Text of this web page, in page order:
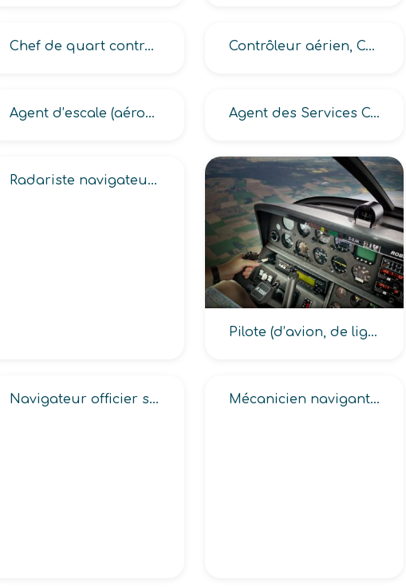
Chef de quart contrôleur aérien aérienne Contrôleur aérien, Contrôleur aérien (de la circulation au sol, directeur d’aérodrome)
Agent d’escale (aéroportuaire, commerciale aéroportuaire -AEC-) Agent des Services Commerciaux en escale aéroportuaire -ASC-
Radariste navigateur aérien de l’armée
Pilote (d’avion, de ligne aérienne, d’essais aéronautiques)
Navigateur officier systèmes d’armes de l’armée Mécanicien navigant aéronautique de l’armée